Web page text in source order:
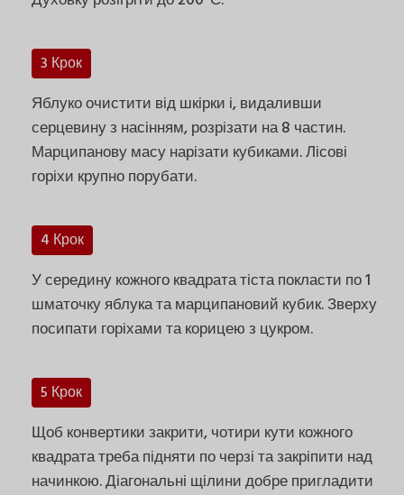
3 Крок
Яблуко очистити від шкірки і, видаливши
серцевину з насінням, розрізати на 8 частин.
Марципанову масу нарізати кубиками. Лісові
горіхи крупно порубати.
4 Крок
У середину кожного квадрата тіста покласти по 1
шматочку яблука та марципановий кубик. Зверху
посипати горіхами та корицею з цукром.
5 Крок
Щоб конвертики закрити, чотири кути кожного
квадрата треба підняти по черзі та закріпити над
начинкою. Діагональні щілини добре пригладити